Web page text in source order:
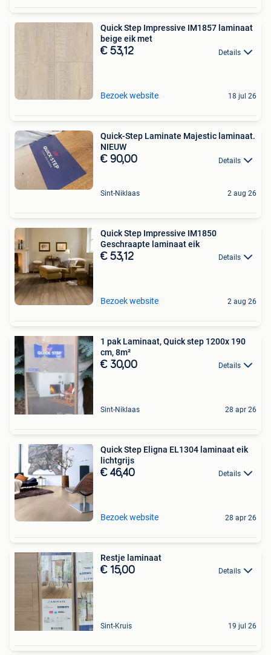
Quick Step Impressive IM1857 laminaat
beige eik met
€ 53,12 Details
Bezoek website 18 jul 26
Quick-Step Laminate Majestic laminaat.
NIEUW
€ 90,00 Details
Sint-Niklaas 2 aug 26
Quick Step Impressive IM1850
Geschraapte laminaat eik
€ 53,12 Details
Bezoek website 2 aug 26
1 pak Laminaat, Quick step 1200x 190
cm, 8m²
€ 30,00 Details
Sint-Niklaas 28 apr 26
Quick Step Eligna EL1304 laminaat eik
lichtgrijs
€ 46,40 Details
Bezoek website 28 apr 26
Restje laminaat
€ 15,00 Details
Sint-Kruis 19 jul 26